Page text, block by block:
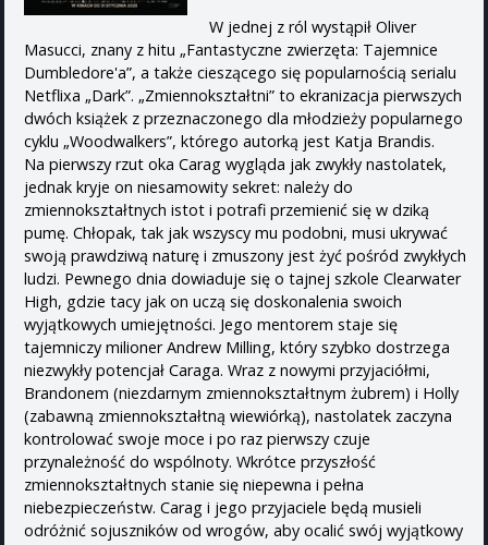
W jednej z ról wystąpił Oliver
Masucci, znany z hitu „Fantastyczne zwierzęta: Tajemnice
Dumbledore'a”, a także cieszącego się popularnością serialu
Netflixa „Dark”. „Zmiennokształtni” to ekranizacja pierwszych
dwóch książek z przeznaczonego dla młodzieży popularnego
cyklu „Woodwalkers”, którego autorką jest Katja Brandis.
Na pierwszy rzut oka Carag wygląda jak zwykły nastolatek,
jednak kryje on niesamowity sekret: należy do
zmiennokształtnych istot i potrafi przemienić się w dziką
pumę. Chłopak, tak jak wszyscy mu podobni, musi ukrywać
swoją prawdziwą naturę i zmuszony jest żyć pośród zwykłych
ludzi. Pewnego dnia dowiaduje się o tajnej szkole Clearwater
High, gdzie tacy jak on uczą się doskonalenia swoich
wyjątkowych umiejętności. Jego mentorem staje się
tajemniczy milioner Andrew Milling, który szybko dostrzega
niezwykły potencjał Caraga. Wraz z nowymi przyjaciółmi,
Brandonem (niezdarnym zmiennokształtnym żubrem) i Holly
(zabawną zmiennokształtną wiewiórką), nastolatek zaczyna
kontrolować swoje moce i po raz pierwszy czuje
przynależność do wspólnoty. Wkrótce przyszłość
zmiennokształtnych stanie się niepewna i pełna
niebezpieczeństw. Carag i jego przyjaciele będą musieli
odróżnić sojuszników od wrogów, aby ocalić swój wyjątkowy